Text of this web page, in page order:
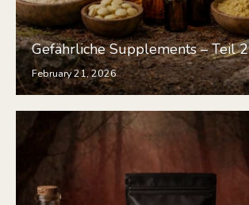
Gefährliche Supplements – Teil 2
February 21, 2026